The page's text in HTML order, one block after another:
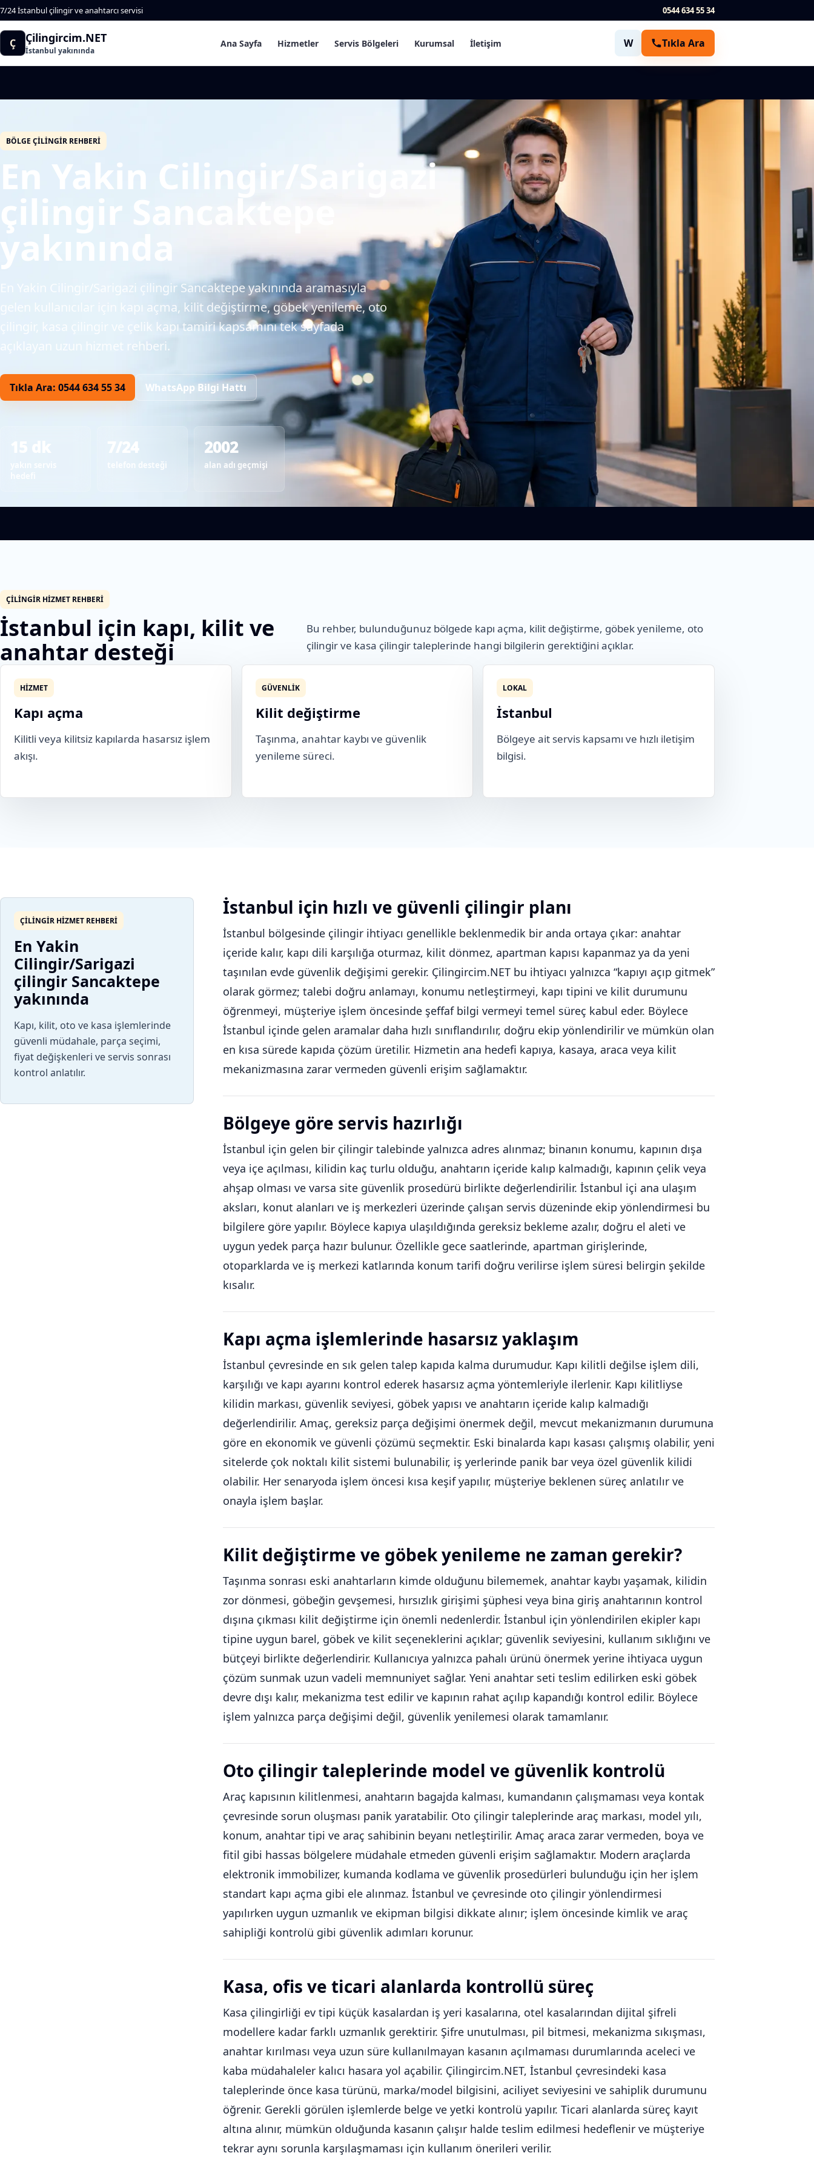
7/24 İstanbul çilingir ve anahtarcı servisi 0544 634 55 34
Ç Çilingircim.NET
İstanbul yakınında
Ana Sayfa Hizmetler Servis Bölgeleri Kurumsal İletişim W Tıkla Ara
BÖLGE ÇILINGIR REHBERI
En Yakin Cilingir/Sarigazi
çilingir Sancaktepe
yakınında
En Yakin Cilingir/Sarigazi çilingir Sancaktepe yakınında aramasıyla
gelen kullanıcılar için kapı açma, kilit değiştirme, göbek yenileme, oto
çilingir, kasa çilingir ve çelik kapı tamiri kapsamını tek sayfada
açıklayan uzun hizmet rehberi.
Tıkla Ara: 0544 634 55 34 WhatsApp Bilgi Hattı
7/24
telefon desteği
2002
alan adı geçmişi
ÇILINGIR HIZMET REHBERI
İstanbul için kapı, kilit ve
anahtar desteği
Bu rehber, bulunduğunuz bölgede kapı açma, kilit değiştirme, göbek yenileme, oto
çilingir ve kasa çilingir taleplerinde hangi bilgilerin gerektiğini açıklar.
HIZMET
Kapı açma
Kilitli veya kilitsiz kapılarda hasarsız işlem
akışı.
GÜVENLIK
Kilit değiştirme
Taşınma, anahtar kaybı ve güvenlik
yenileme süreci.
LOKAL
İstanbul
Bölgeye ait servis kapsamı ve hızlı iletişim
bilgisi.
ÇILINGIR HIZMET REHBERI
En Yakin
Cilingir/Sarigazi
çilingir Sancaktepe
yakınında
Kapı, kilit, oto ve kasa işlemlerinde
güvenli müdahale, parça seçimi,
fiyat değişkenleri ve servis sonrası
kontrol anlatılır.
İstanbul için hızlı ve güvenli çilingir planı
İstanbul bölgesinde çilingir ihtiyacı genellikle beklenmedik bir anda ortaya çıkar: anahtar
içeride kalır, kapı dili karşılığa oturmaz, kilit dönmez, apartman kapısı kapanmaz ya da yeni
taşınılan evde güvenlik değişimi gerekir. Çilingircim.NET bu ihtiyacı yalnızca “kapıyı açıp gitmek”
olarak görmez; talebi doğru anlamayı, konumu netleştirmeyi, kapı tipini ve kilit durumunu
öğrenmeyi, müşteriye işlem öncesinde şeffaf bilgi vermeyi temel süreç kabul eder. Böylece
İstanbul içinde gelen aramalar daha hızlı sınıflandırılır, doğru ekip yönlendirilir ve mümkün olan
en kısa sürede kapıda çözüm üretilir. Hizmetin ana hedefi kapıya, kasaya, araca veya kilit
mekanizmasına zarar vermeden güvenli erişim sağlamaktır.
Bölgeye göre servis hazırlığı
İstanbul için gelen bir çilingir talebinde yalnızca adres alınmaz; binanın konumu, kapının dışa
veya içe açılması, kilidin kaç turlu olduğu, anahtarın içeride kalıp kalmadığı, kapının çelik veya
ahşap olması ve varsa site güvenlik prosedürü birlikte değerlendirilir. İstanbul içi ana ulaşım
aksları, konut alanları ve iş merkezleri üzerinde çalışan servis düzeninde ekip yönlendirmesi bu
bilgilere göre yapılır. Böylece kapıya ulaşıldığında gereksiz bekleme azalır, doğru el aleti ve
uygun yedek parça hazır bulunur. Özellikle gece saatlerinde, apartman girişlerinde,
otoparklarda ve iş merkezi katlarında konum tarifi doğru verilirse işlem süresi belirgin şekilde
kısalır.
Kapı açma işlemlerinde hasarsız yaklaşım
İstanbul çevresinde en sık gelen talep kapıda kalma durumudur. Kapı kilitli değilse işlem dili,
karşılığı ve kapı ayarını kontrol ederek hasarsız açma yöntemleriyle ilerlenir. Kapı kilitliyse
kilidin markası, güvenlik seviyesi, göbek yapısı ve anahtarın içeride kalıp kalmadığı
değerlendirilir. Amaç, gereksiz parça değişimi önermek değil, mevcut mekanizmanın durumuna
göre en ekonomik ve güvenli çözümü seçmektir. Eski binalarda kapı kasası çalışmış olabilir, yeni
sitelerde çok noktalı kilit sistemi bulunabilir, iş yerlerinde panik bar veya özel güvenlik kilidi
olabilir. Her senaryoda işlem öncesi kısa keşif yapılır, müşteriye beklenen süreç anlatılır ve
onayla işlem başlar.
Kilit değiştirme ve göbek yenileme ne zaman gerekir?
Taşınma sonrası eski anahtarların kimde olduğunu bilememek, anahtar kaybı yaşamak, kilidin
zor dönmesi, göbeğin gevşemesi, hırsızlık girişimi şüphesi veya bina giriş anahtarının kontrol
dışına çıkması kilit değiştirme için önemli nedenlerdir. İstanbul için yönlendirilen ekipler kapı
tipine uygun barel, göbek ve kilit seçeneklerini açıklar; güvenlik seviyesini, kullanım sıklığını ve
bütçeyi birlikte değerlendirir. Kullanıcıya yalnızca pahalı ürünü önermek yerine ihtiyaca uygun
çözüm sunmak uzun vadeli memnuniyet sağlar. Yeni anahtar seti teslim edilirken eski göbek
devre dışı kalır, mekanizma test edilir ve kapının rahat açılıp kapandığı kontrol edilir. Böylece
işlem yalnızca parça değişimi değil, güvenlik yenilemesi olarak tamamlanır.
Oto çilingir taleplerinde model ve güvenlik kontrolü
Araç kapısının kilitlenmesi, anahtarın bagajda kalması, kumandanın çalışmaması veya kontak
çevresinde sorun oluşması panik yaratabilir. Oto çilingir taleplerinde araç markası, model yılı,
konum, anahtar tipi ve araç sahibinin beyanı netleştirilir. Amaç araca zarar vermeden, boya ve
fitil gibi hassas bölgelere müdahale etmeden güvenli erişim sağlamaktır. Modern araçlarda
elektronik immobilizer, kumanda kodlama ve güvenlik prosedürleri bulunduğu için her işlem
standart kapı açma gibi ele alınmaz. İstanbul ve çevresinde oto çilingir yönlendirmesi
yapılırken uygun uzmanlık ve ekipman bilgisi dikkate alınır; işlem öncesinde kimlik ve araç
sahipliği kontrolü gibi güvenlik adımları korunur.
Kasa, ofis ve ticari alanlarda kontrollü süreç
Kasa çilingirliği ev tipi küçük kasalardan iş yeri kasalarına, otel kasalarından dijital şifreli
modellere kadar farklı uzmanlık gerektirir. Şifre unutulması, pil bitmesi, mekanizma sıkışması,
anahtar kırılması veya uzun süre kullanılmayan kasanın açılmaması durumlarında aceleci ve
kaba müdahaleler kalıcı hasara yol açabilir. Çilingircim.NET, İstanbul çevresindeki kasa
taleplerinde önce kasa türünü, marka/model bilgisini, aciliyet seviyesini ve sahiplik durumunu
öğrenir. Gerekli görülen işlemlerde belge ve yetki kontrolü yapılır. Ticari alanlarda süreç kayıt
altına alınır, mümkün olduğunda kasanın çalışır halde teslim edilmesi hedeflenir ve müşteriye
tekrar aynı sorunla karşılaşmaması için kullanım önerileri verilir.